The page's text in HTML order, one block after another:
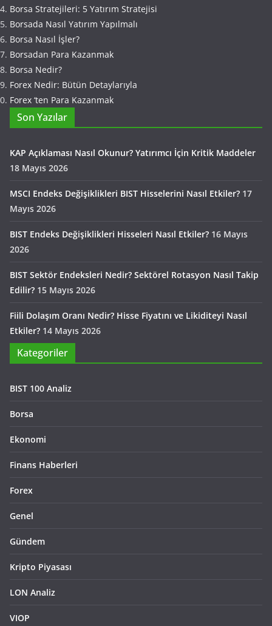
Borsa Stratejileri: 5 Yatırım Stratejisi
Borsada Nasıl Yatırım Yapılmalı
Borsa Nasıl İşler?
Borsadan Para Kazanmak
Borsa Nedir?
Forex Nedir: Bütün Detaylarıyla
Forex ‘ten Para Kazanmak
Son Yazılar
KAP Açıklaması Nasıl Okunur? Yatırımcı İçin Kritik Maddeler
18 Mayıs 2026
MSCI Endeks Değişiklikleri BIST Hisselerini Nasıl Etkiler? 17
Mayıs 2026
BIST Endeks Değişiklikleri Hisseleri Nasıl Etkiler? 16 Mayıs
2026
BIST Sektör Endeksleri Nedir? Sektörel Rotasyon Nasıl Takip
Edilir? 15 Mayıs 2026
Fiili Dolaşım Oranı Nedir? Hisse Fiyatını ve Likiditeyi Nasıl
Etkiler? 14 Mayıs 2026
Kategoriler
BIST 100 Analiz
Borsa
Ekonomi
Finans Haberleri
Forex
Genel
Gündem
Kripto Piyasası
LON Analiz
VIOP